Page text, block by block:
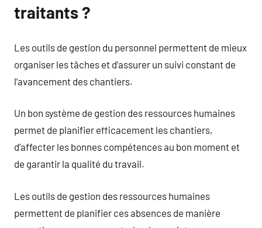
traitants ?
Les outils de gestion du personnel permettent de mieux
organiser les tâches et d’assurer un suivi constant de
l’avancement des chantiers.
Un bon système de gestion des ressources humaines
permet de planifier efficacement les chantiers,
d’affecter les bonnes compétences au bon moment et
de garantir la qualité du travail.
Les outils de gestion des ressources humaines
permettent de planifier ces absences de manière